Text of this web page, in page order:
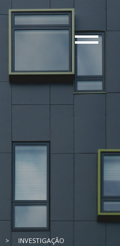
> INVESTIGAÇÃO